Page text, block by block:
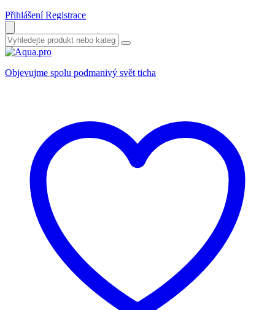
PřihlášeníRegistrace
Objevujme spolu podmanivý svět ticha